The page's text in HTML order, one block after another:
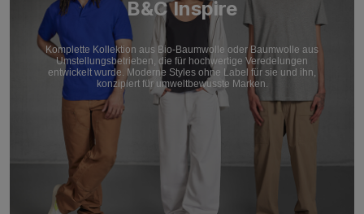
B&C Inspire
Komplette Kollektion aus Bio-Baumwolle oder Baumwolle aus
Umstellungsbetrieben, die für hochwertige Veredelungen
entwickelt wurde. Moderne Styles ohne Label für sie und ihn,
konzipiert für umweltbewusste Marken.